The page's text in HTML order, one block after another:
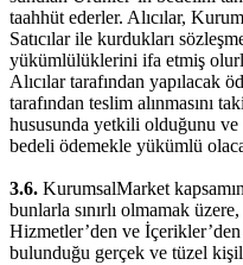
taahhüt ederler. Alıcılar,
Satıcılar ile kurdukları
yükümlülüklerini ifa etmiş
Alıcılar tarafından yapılacak
tarafından teslim alınmasını
hususunda yetkili olduğunu ve
bedeli ödemekle yükümlü
3.6. KurumsalMarket
bunlarla sınırlı olmamak
Hizmetler’den ve
bulunduğu gerçek ve tüzel